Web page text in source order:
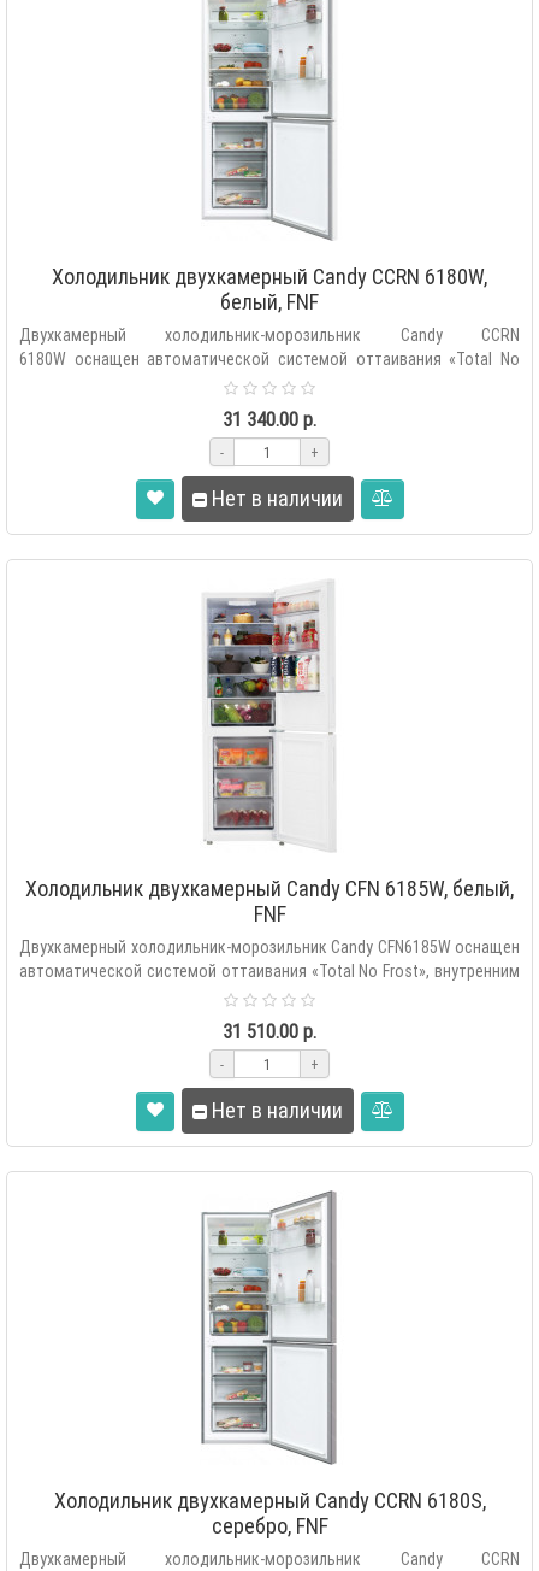
Холодильник двухкамерный Candy CCRN 6180W,
белый, FNF
Двухкамерный холодильник-морозильник Candy CCRN
6180W оснащен автоматической системой оттаивания «Total No
31 340.00 р.
- +
Нет в наличии
Холодильник двухкамерный Candy CFN 6185W, белый,
FNF
Двухкамерный холодильник-морозильник Candy CFN6185W оснащен
автоматической системой оттаивания «Total No Frost», внутренним
31 510.00 р.
- +
Нет в наличии
Холодильник двухкамерный Candy CCRN 6180S,
серебро, FNF
Двухкамерный холодильник-морозильник Candy CCRN